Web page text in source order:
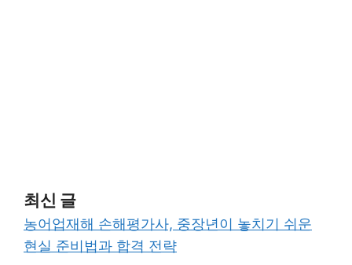
최신 글
농어업재해 손해평가사, 중장년이 놓치기 쉬운
현실 준비법과 합격 전략